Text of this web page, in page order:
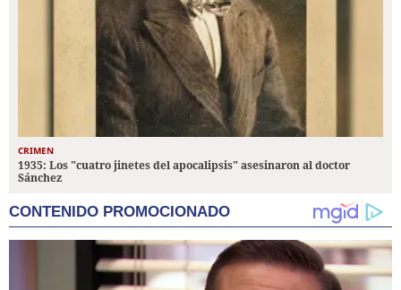
CRIMEN
1935: Los "cuatro jinetes del apocalipsis" asesinaron al doctor
Sánchez
CONTENIDO PROMOCIONADO